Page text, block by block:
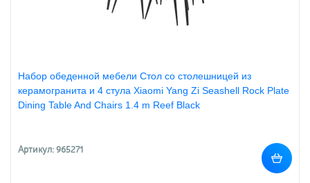
Набор обеденной мебели Стол со столешницей из
керамогранита и 4 стула Xiaomi Yang Zi Seashell Rock Plate
Dining Table And Chairs 1.4 m Reef Black
Артикул: 965271